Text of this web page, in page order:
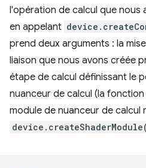
l'opération de calcul que nous
en appelant
prend deux arguments : la
liaison que nous avons créée
étape de calcul définissant le
nuanceur de calcul (la fonction
module de nuanceur de calcul